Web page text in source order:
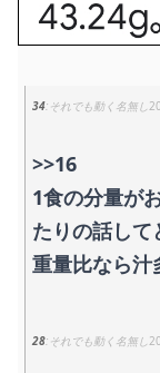
34 それでも動く名無し
>>16
1食の分量が
たりの話し
重量比なら汁
28 それでも動く名無し